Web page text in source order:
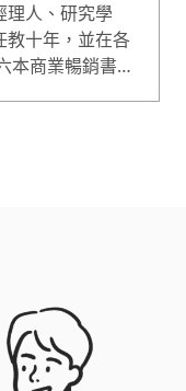
理人、研究學
教十年，並在各
是許多知名演
演講，並經常